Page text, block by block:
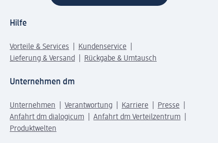
Hilfe
Vorteile & Services
Kundenservice
Lieferung & Versand
Rückgabe & Umtausch
Unternehmen dm
Unternehmen Verantwortung Karriere
Presse
Anfahrt dm dialogicum
Anfahrt dm Verteilzentrum
Produktwelten